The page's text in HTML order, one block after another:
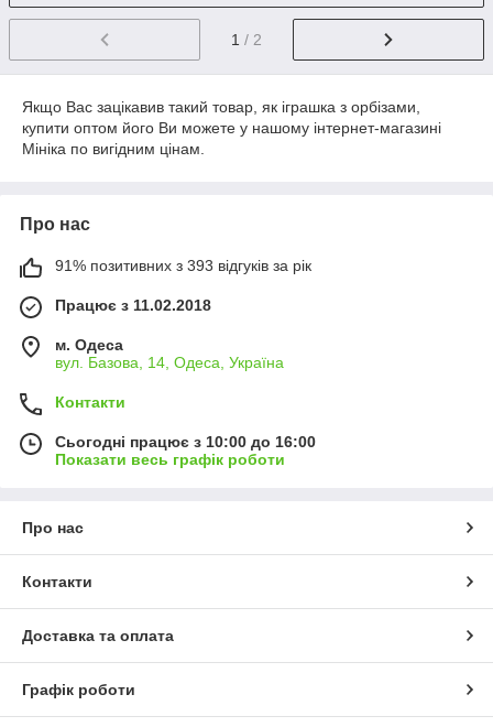
1 / 2
Якщо Вас зацікавив такий товар, як іграшка з орбізами,
купити оптом його Ви можете у нашому інтернет-магазині
Мініка по вигідним цінам.
Про нас
91% позитивних з 393 відгуків за рік
Працює з 11.02.2018
м. Одеса
вул. Базова, 14, Одеса, Україна
Контакти
Сьогодні працює з 10:00 до 16:00
Показати весь графік роботи
Про нас
Контакти
Доставка та оплата
Графік роботи